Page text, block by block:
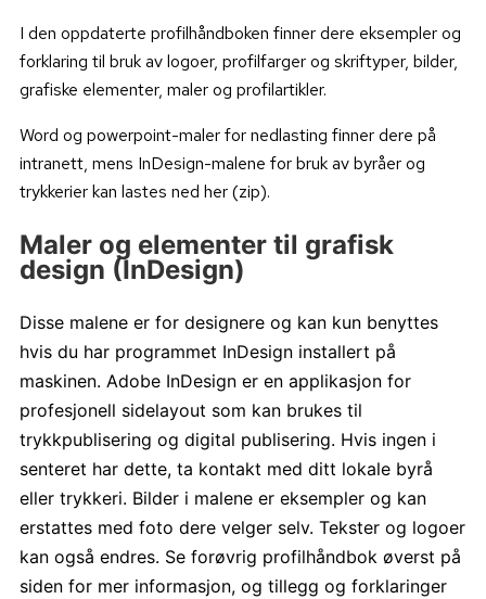
I den oppdaterte profilhåndboken finner dere eksempler og
forklaring til bruk av logoer, profilfarger og skriftyper, bilder,
grafiske elementer, maler og profilartikler.
Word og powerpoint-maler for nedlasting finner dere på
intranett, mens InDesign-malene for bruk av byråer og
trykkerier kan lastes ned her (zip).
Maler og elementer til grafisk
design (InDesign)
Disse malene er for designere og kan kun benyttes
hvis du har programmet InDesign installert på
maskinen. Adobe InDesign er en applikasjon for
profesjonell sidelayout som kan brukes til
trykkpublisering og digital publisering. Hvis ingen i
senteret har dette, ta kontakt med ditt lokale byrå
eller trykkeri. Bilder i malene er eksempler og kan
erstattes med foto dere velger selv. Tekster og logoer
kan også endres. Se forøvrig profilhåndbok øverst på
siden for mer informasjon, og tillegg og forklaringer